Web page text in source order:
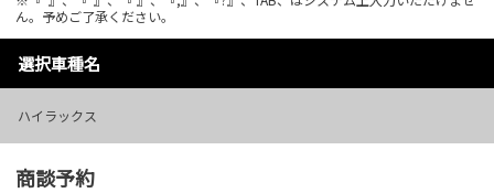
ん。予めご了承ください。
選択車種名
ハイラックス
商談予約